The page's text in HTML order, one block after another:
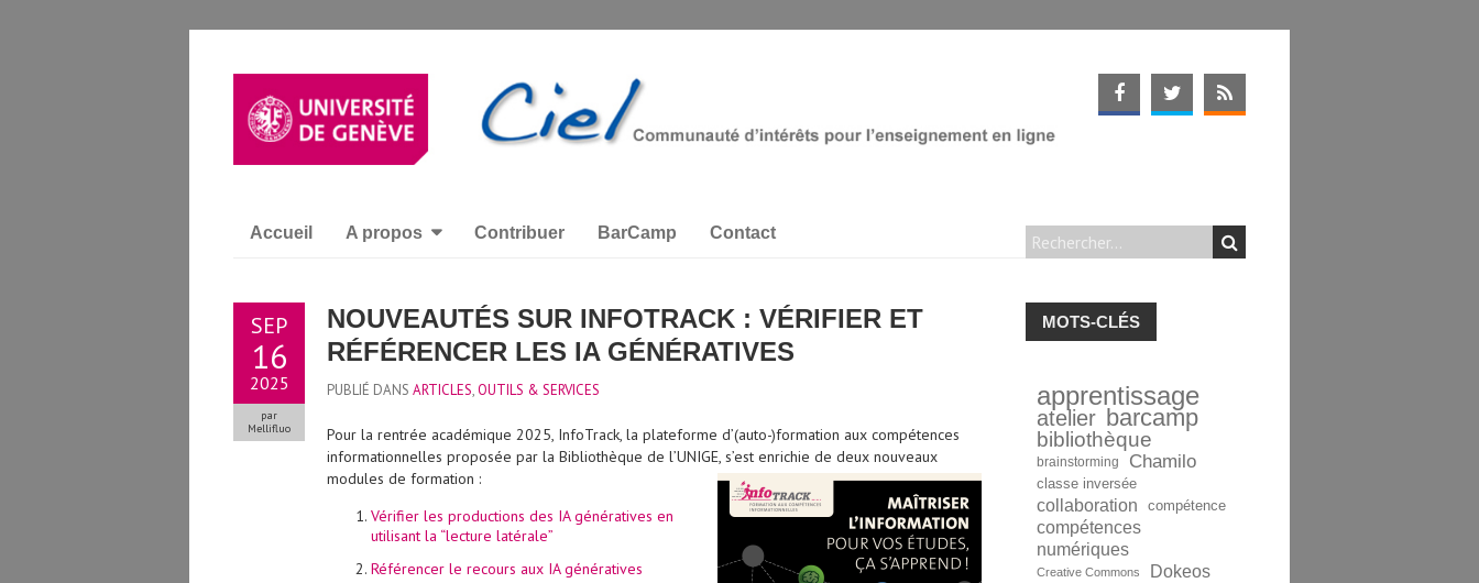
Accueil A propos Contribuer BarCamp Contact
SEP
16
2025
par
Mellifluo
NOUVEAUTÉS SUR INFOTRACK : VÉRIFIER ET
RÉFÉRENCER LES IA GÉNÉRATIVES
PUBLIÉ DANS ARTICLES,OUTILS & SERVICES
Pour la rentrée académique 2025, InfoTrack, la plateforme d’(auto-)formation aux compétences
informationnelles proposée par la Bibliothèque de l’UNIGE, s’est enrichie de deux nouveaux
modules de formation :
Vérifier les productions des IA génératives en
utilisant la “lecture latérale”
Référencer le recours aux IA génératives
MOTS-CLÉS
apprentissage
atelier barcamp
bibliothèque
brainstorming Chamilo
classe inversée
collaboration compétence
compétences
numériques
Creative Commons
Dokeos